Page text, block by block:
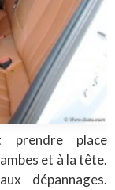
prendre place
et à la tête.
dépannages.